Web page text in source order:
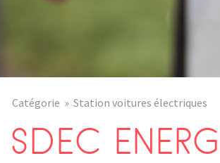
Catégorie Station voitures électriques
SDEC